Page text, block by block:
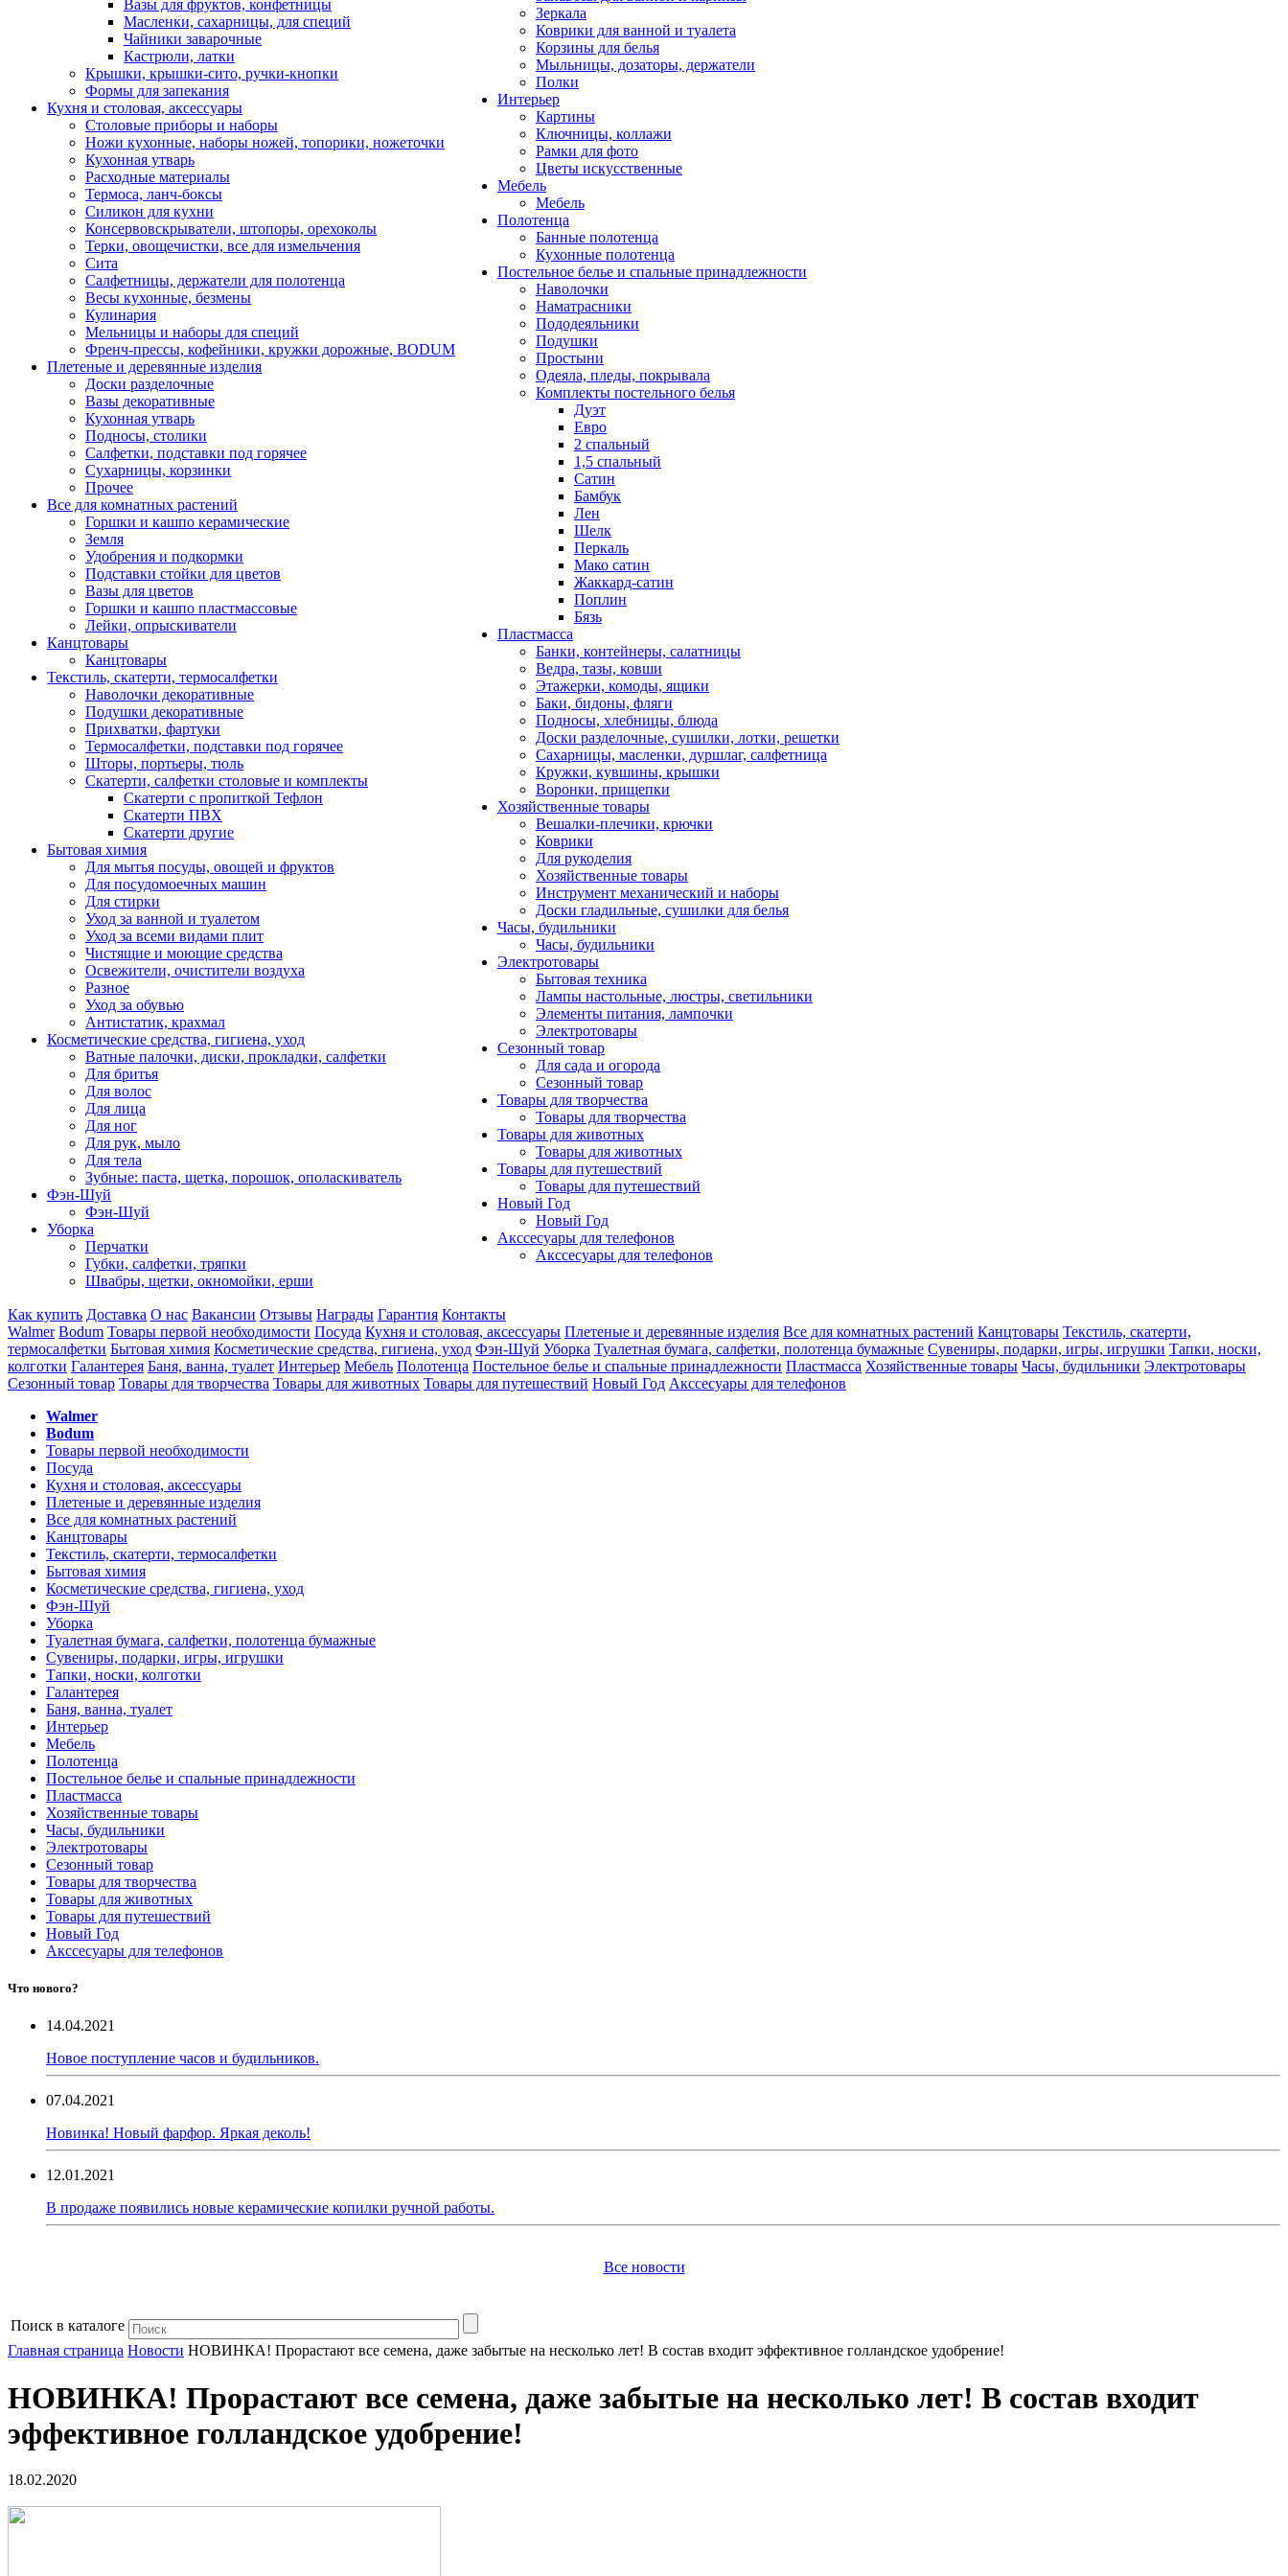
Вазы для фруктов, конфетницы
Масленки, сахарницы, для специй
Чайники заварочные
Кастрюли, латки
Крышки, крышки-сито, ручки-кнопки
Формы для запекания
Кухня и столовая, аксессуары
Столовые приборы и наборы
Ножи кухонные, наборы ножей, топорики, ножеточки
Кухонная утварь
Расходные материалы
Термоса, ланч-боксы
Силикон для кухни
Консервовскрыватели, штопоры, орехоколы
Терки, овощечистки, все для измельчения
Сита
Салфетницы, держатели для полотенца
Весы кухонные, безмены
Кулинария
Мельницы и наборы для специй
Френч-прессы, кофейники, кружки дорожные, BODUM
Плетеные и деревянные изделия
Доски разделочные
Вазы декоративные
Кухонная утварь
Подносы, столики
Салфетки, подставки под горячее
Сухарницы, корзинки
Прочее
Все для комнатных растений
Горшки и кашпо керамические
Земля
Удобрения и подкормки
Подставки стойки для цветов
Вазы для цветов
Горшки и кашпо пластмассовые
Лейки, опрыскиватели
Канцтовары
Канцтовары
Текстиль, скатерти, термосалфетки
Наволочки декоративные
Подушки декоративные
Прихватки, фартуки
Термосалфетки, подставки под горячее
Шторы, портьеры, тюль
Скатерти, салфетки столовые и комплекты
Скатерти с пропиткой Тефлон
Скатерти ПВХ
Скатерти другие
Бытовая химия
Для мытья посуды, овощей и фруктов
Для посудомоечных машин
Для стирки
Уход за ванной и туалетом
Уход за всеми видами плит
Чистящие и моющие средства
Освежители, очистители воздуха
Разное
Уход за обувью
Антистатик, крахмал
Косметические средства, гигиена, уход
Ватные палочки, диски, прокладки, салфетки
Для бритья
Для волос
Для лица
Для ног
Для рук, мыло
Для тела
Зубные: паста, щетка, порошок, ополаскиватель
Фэн-Шуй
Фэн-Шуй
Уборка
Перчатки
Губки, салфетки, тряпки
Швабры, щетки, окномойки, ерши
Зеркала
Коврики для ванной и туалета
Корзины для белья
Мыльницы, дозаторы, держатели
Полки
Интерьер
Картины
Ключницы, коллажи
Рамки для фото
Цветы искусственные
Мебель
Мебель
Полотенца
Банные полотенца
Кухонные полотенца
Постельное белье и спальные принадлежности
Наволочки
Наматрасники
Пододеяльники
Подушки
Простыни
Одеяла, пледы, покрывала
Комплекты постельного белья
Дуэт
Евро
2 спальный
1,5 спальный
Сатин
Бамбук
Лен
Шелк
Перкаль
Мако сатин
Жаккард-сатин
Поплин
Бязь
Пластмасса
Банки, контейнеры, салатницы
Ведра, тазы, ковши
Этажерки, комоды, ящики
Баки, бидоны, фляги
Подносы, хлебницы, блюда
Доски разделочные, сушилки, лотки, решетки
Сахарницы, масленки, дуршлаг, салфетница
Кружки, кувшины, крышки
Воронки, прищепки
Хозяйственные товары
Вешалки-плечики, крючки
Коврики
Для рукоделия
Хозяйственные товары
Инструмент механический и наборы
Доски гладильные, сушилки для белья
Часы, будильники
Часы, будильники
Электротовары
Бытовая техника
Лампы настольные, люстры, светильники
Элементы питания, лампочки
Электротовары
Сезонный товар
Для сада и огорода
Сезонный товар
Товары для творчества
Товары для творчества
Товары для животных
Товары для животных
Товары для путешествий
Товары для путешествий
Новый Год
Новый Год
Акссесуары для телефонов
Акссесуары для телефонов
Как купить Доставка О нас Вакансии Отзывы Награды Гарантия Контакты
Walmer Bodum Товары первой необходимости Посуда Кухня и столовая, аксессуары Плетеные и деревянные изделия Все для комнатных растений Канцтовары Текстиль, скатерти,
термосалфетки Бытовая химия Косметические средства, гигиена, уход Фэн-Шуй Уборка Туалетная бумага, салфетки, полотенца бумажные Сувениры, подарки, игры, игрушки Тапки, носки,
колготки Галантерея Баня, ванна, туалет Интерьер Мебель Полотенца Постельное белье и спальные принадлежности Пластмасса Хозяйственные товары Часы, будильники Электротовары
Сезонный товар Товары для творчества Товары для животных Товары для путешествий Новый Год Акссесуары для телефонов
Walmer
Bodum
Товары первой необходимости
Посуда
Кухня и столовая, аксессуары
Плетеные и деревянные изделия
Все для комнатных растений
Канцтовары
Текстиль, скатерти, термосалфетки
Бытовая химия
Косметические средства, гигиена, уход
Фэн-Шуй
Уборка
Туалетная бумага, салфетки, полотенца бумажные
Сувениры, подарки, игры, игрушки
Тапки, носки, колготки
Галантерея
Баня, ванна, туалет
Интерьер
Мебель
Полотенца
Постельное белье и спальные принадлежности
Пластмасса
Хозяйственные товары
Часы, будильники
Электротовары
Сезонный товар
Товары для творчества
Товары для животных
Товары для путешествий
Новый Год
Акссесуары для телефонов
Что нового?
14.04.2021
Новое поступление часов и будильников.
07.04.2021
Новинка! Новый фарфор. Яркая деколь!
12.01.2021
В продаже появились новые керамические копилки ручной работы.
Все новости
Поиск в каталоге
Главная страница Новости НОВИНКА! Прорастают все семена, даже забытые на несколько лет! В состав входит эффективное голландское удобрение!
НОВИНКА! Прорастают все семена, даже забытые на несколько лет! В состав входит
эффективное голландское удобрение!
18.02.2020